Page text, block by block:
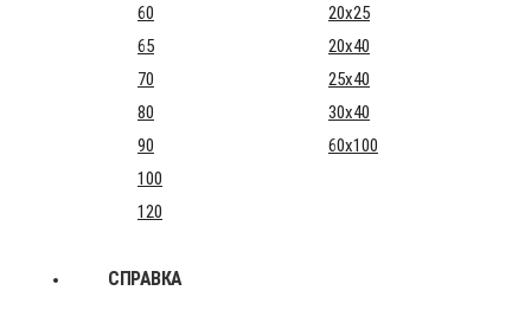
60
20x25
65
20x40
70
25x40
80
30x40
90
60x100
100
120
СПРАВКА